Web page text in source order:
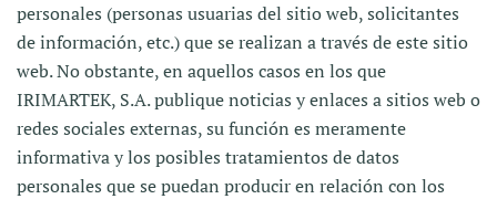
personales (personas usuarias del sitio web, solicitantes
de información, etc.) que se realizan a través de este sitio
web. No obstante, en aquellos casos en los que
IRIMARTEK, S.A. publique noticias y enlaces a sitios web o
redes sociales externas, su función es meramente
informativa y los posibles tratamientos de datos
personales que se puedan producir en relación con los